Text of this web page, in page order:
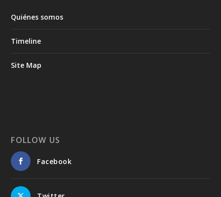
Quiénes somos
Timeline
Site Map
FOLLOW US
Facebook